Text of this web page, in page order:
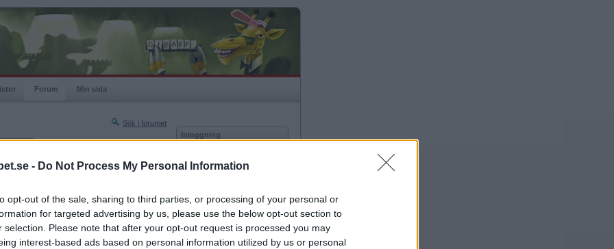
- Do Not Process My Personal Information
opt-out of the sale, sharing to third parties, or processing of your personal or
for targeted advertising by us, please use the below opt-out section to
selection. Please note that after your opt-out request is processed you may
interest-based ads based on personal information utilized by us or personal
Forum Min sida
Sök i forumet
och jag tänkte fira det, så hjälp mig att fira
Inloggning
Kom ihåg mig
Glömt ditt lösenord?